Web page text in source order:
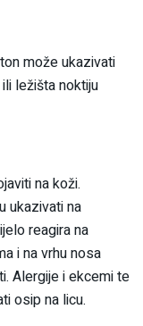
može ukazivati
ležišta noktiju
na koži.
ukazivati na
reagira na
i na vrhu nosa
Alergije i ekcemi te
osip na licu.